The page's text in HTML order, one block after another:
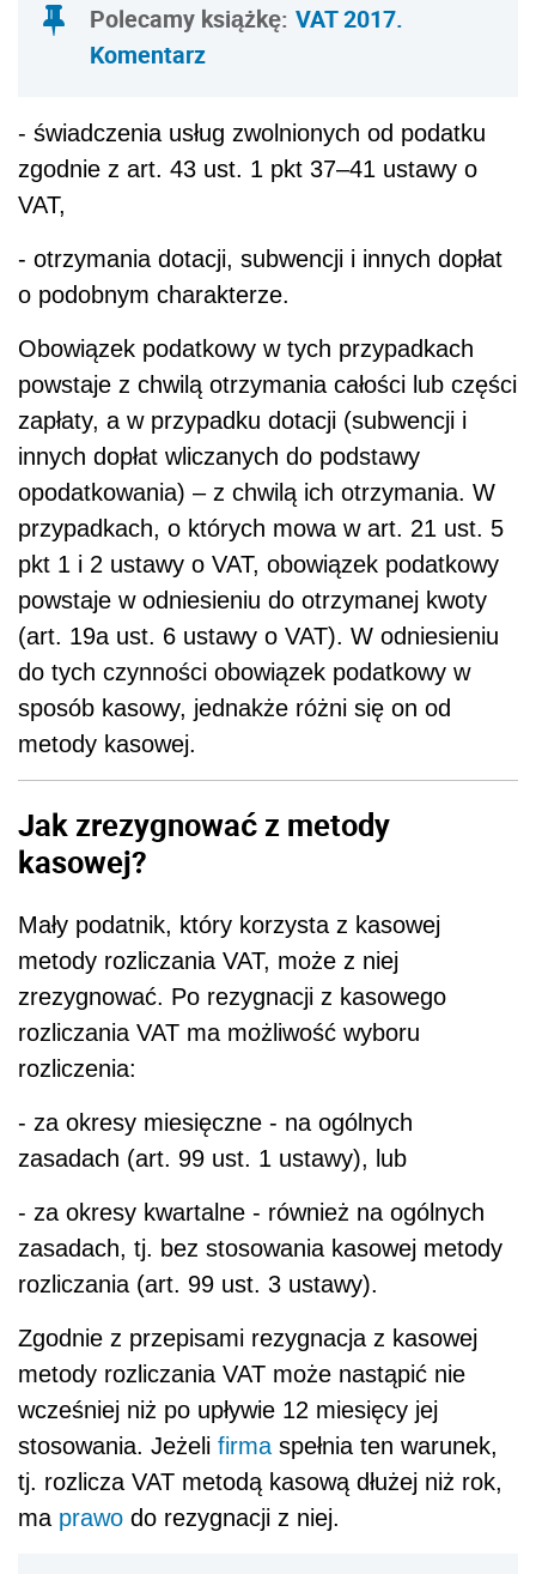
Polecamy książkę: VAT 2017.
Komentarz
- świadczenia usług zwolnionych od podatku
zgodnie z art. 43 ust. 1 pkt 37–41 ustawy o
VAT,
- otrzymania dotacji, subwencji i innych dopłat
o podobnym charakterze.
Obowiązek podatkowy w tych przypadkach
powstaje z chwilą otrzymania całości lub części
zapłaty, a w przypadku dotacji (subwencji i
innych dopłat wliczanych do podstawy
opodatkowania) – z chwilą ich otrzymania. W
przypadkach, o których mowa w art. 21 ust. 5
pkt 1 i 2 ustawy o VAT, obowiązek podatkowy
powstaje w odniesieniu do otrzymanej kwoty
(art. 19a ust. 6 ustawy o VAT). W odniesieniu
do tych czynności obowiązek podatkowy w
sposób kasowy, jednakże różni się on od
metody kasowej.
Jak zrezygnować z metody
kasowej?
Mały podatnik, który korzysta z kasowej
metody rozliczania VAT, może z niej
zrezygnować. Po rezygnacji z kasowego
rozliczania VAT ma możliwość wyboru
rozliczenia:
- za okresy miesięczne - na ogólnych
zasadach (art. 99 ust. 1 ustawy), lub
- za okresy kwartalne - również na ogólnych
zasadach, tj. bez stosowania kasowej metody
rozliczania (art. 99 ust. 3 ustawy).
Zgodnie z przepisami rezygnacja z kasowej
metody rozliczania VAT może nastąpić nie
wcześniej niż po upływie 12 miesięcy jej
stosowania. Jeżeli firma spełnia ten warunek,
tj. rozlicza VAT metodą kasową dłużej niż rok,
ma prawo do rezygnacji z niej.